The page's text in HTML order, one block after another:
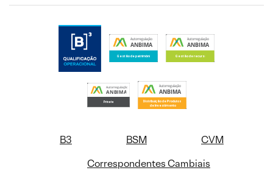
B3 BSM
CVM
Correspondentes Cambiais